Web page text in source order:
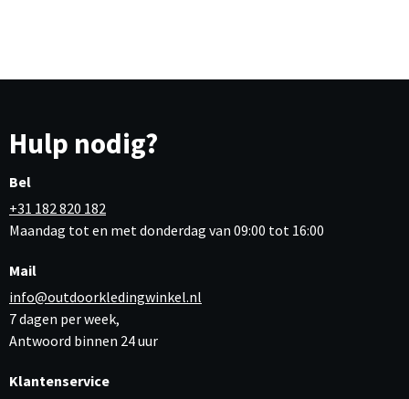
Hulp nodig?
Bel
+31 182 820 182
Maandag tot en met donderdag van 09:00 tot 16:00
Mail
info@outdoorkledingwinkel.nl
7 dagen per week,
Antwoord binnen 24 uur
Klantenservice